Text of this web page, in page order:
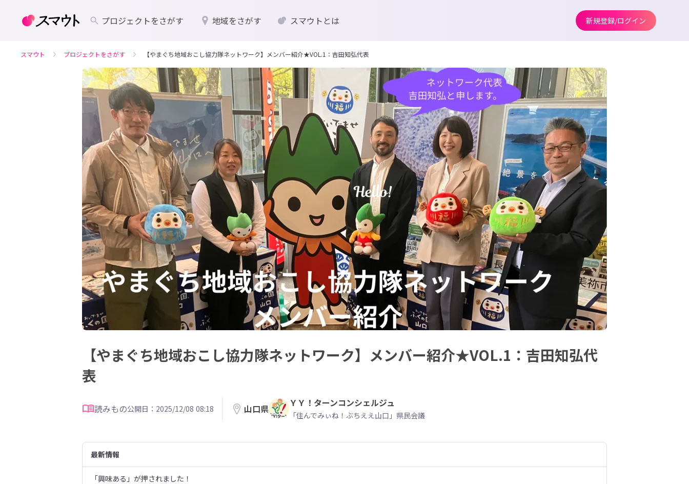
プロジェクトをさがす 地域をさがす スマウトとは 新規登録/ログイン
スマウト プロジェクトをさがす 【やまぐち地域おこし協力隊ネットワーク】メンバー紹介★VOL.1：吉田知弘代表
【やまぐち地域おこし協力隊ネットワーク】メンバー紹介★VOL.1：吉田知弘代
表
読みもの公開日：2025/12/08 08:18 山口県 ＹＹ！ターンコンシェルジュ
「住んでみぃね！ぶちええ山口」県民会議
最新情報
「興味ある」が押されました！